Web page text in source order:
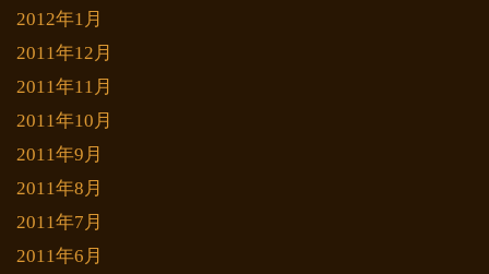
2012年1月
2011年12月
2011年11月
2011年10月
2011年9月
2011年8月
2011年7月
2011年6月